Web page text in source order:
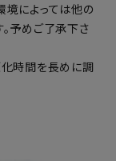
によっては他の
予めご了承下さ
時間を長めに調